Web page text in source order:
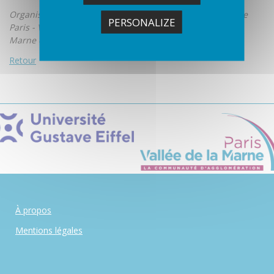
Organisé par la Maison de l’environnement vagabonde de
Paris - Vallée de la
Marne et l’association Au Fil de l'Eau.
Retour
À propos
Mentions légales
PERSONALIZE